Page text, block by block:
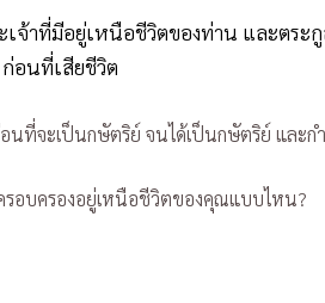
จ้าที่มีอยู่เหนือชีวิตของท่าน และตระ
อนที่เสียชีวิต
ที่จะเป็นกษัตริย์ จนได้เป็นกษัตริย์ และกำ
รอบครองอยู่เหนือชีวิตของคุณแบบไหน?